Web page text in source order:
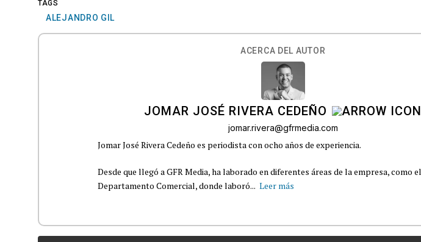
TAGS
ALEJANDRO GIL
ACERCA DEL AUTOR
JOMAR JOSÉ RIVERA CEDEÑO
jomar.rivera@gfrmedia.com
Jomar José Rivera Cedeño es periodista con ocho años de experiencia.
Desde que llegó a GFR Media, ha laborado en diferentes áreas de la empresa, como el
Departamento Comercial, donde laboró... Leer más